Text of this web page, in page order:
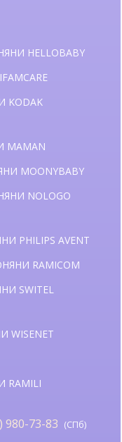
HELLOBABY
KODAK
MOONYBABY
NOLOGO
PHILIPS AVENT
RAMICOM
SWITEL
WISENET
RAMILI
980-73-83 (СПб)